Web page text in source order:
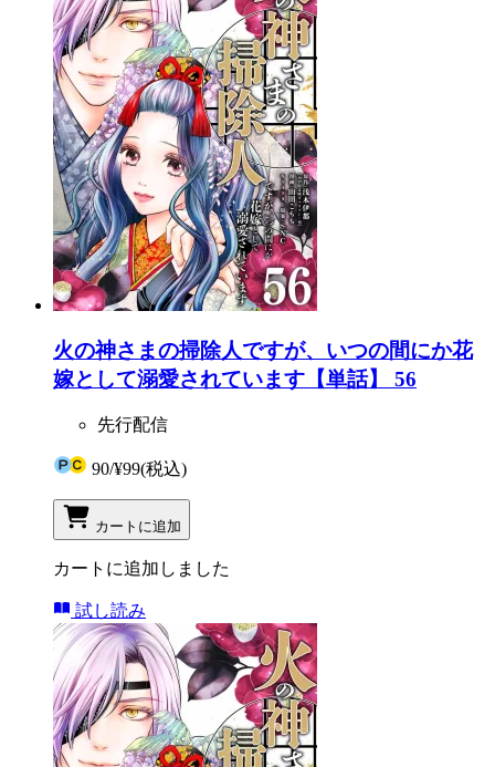
火の神さまの掃除人ですが、いつの間にか花
嫁として溺愛されています【単話】 56
先行配信
90/¥99(税込)
カートに追加
カートに追加しました
試し読み